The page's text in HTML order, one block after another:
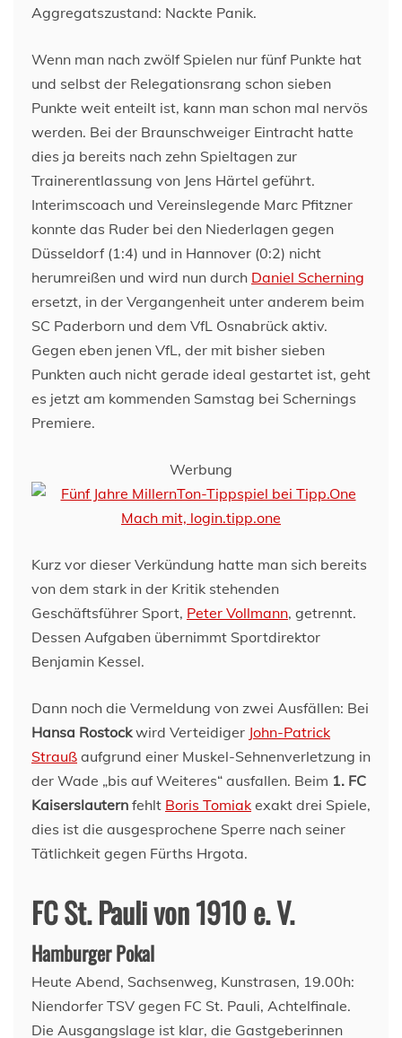
Aggregatszustand: Nackte Panik.
Wenn man nach zwölf Spielen nur fünf Punkte hat
und selbst der Relegationsrang schon sieben
Punkte weit enteilt ist, kann man schon mal nervös
werden. Bei der Braunschweiger Eintracht hatte
dies ja bereits nach zehn Spieltagen zur
Trainerentlassung von Jens Härtel geführt.
Interimscoach und Vereinslegende Marc Pfitzner
konnte das Ruder bei den Niederlagen gegen
Düsseldorf (1:4) und in Hannover (0:2) nicht
herumreißen und wird nun durch Daniel Scherning
ersetzt, in der Vergangenheit unter anderem beim
SC Paderborn und dem VfL Osnabrück aktiv.
Gegen eben jenen VfL, der mit bisher sieben
Punkten auch nicht gerade ideal gestartet ist, geht
es jetzt am kommenden Samstag bei Schernings
Premiere.
Werbung
Kurz vor dieser Verkündung hatte man sich bereits
von dem stark in der Kritik stehenden
Geschäftsführer Sport, Peter Vollmann, getrennt.
Dessen Aufgaben übernimmt Sportdirektor
Benjamin Kessel.
Dann noch die Vermeldung von zwei Ausfällen: Bei
Hansa Rostockwird Verteidiger John-Patrick
Strauß aufgrund einer Muskel-Sehnenverletzung in
der Wade „bis auf Weiteres“ ausfallen. Beim 1. FC
Kaiserslautern fehlt Boris Tomiak exakt drei Spiele,
dies ist die ausgesprochene Sperre nach seiner
Tätlichkeit gegen Fürths Hrgota.
FC St. Pauli von 1910 e. V.
Hamburger Pokal
Heute Abend, Sachsenweg, Kunstrasen, 19.00h:
Niendorfer TSV gegen FC St. Pauli, Achtelfinale.
Die Ausgangslage ist klar, die Gastgeberinnen